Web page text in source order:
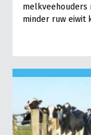
melkveehouders
minder ruw eiwit